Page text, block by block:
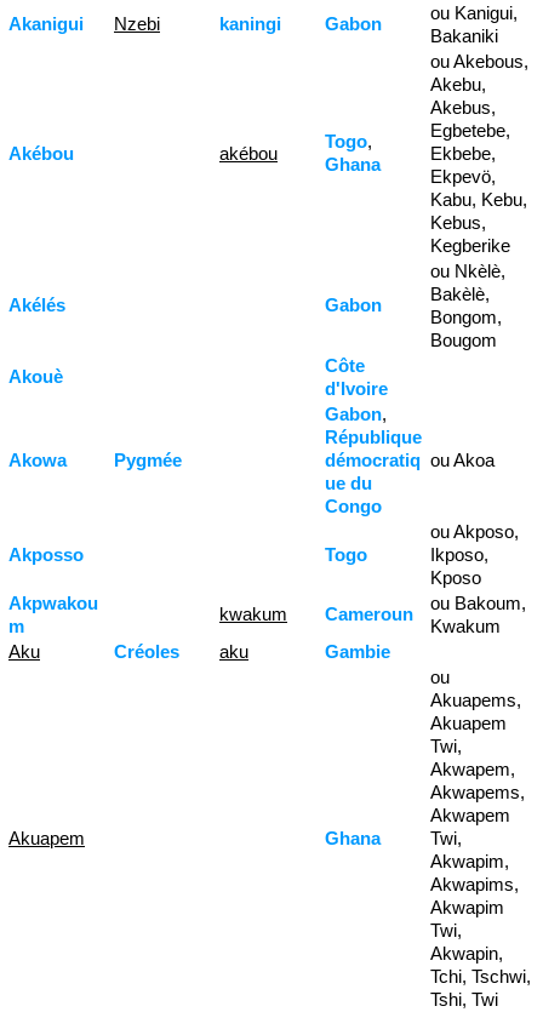
Akanigui
Nzebi kaningi Gabon
ou Kanigui,
Bakaniki
Akébou akébou
Togo,
Ghana
ou Akebous,
Akebu,
Akebus,
Egbetebe,
Ekbebe,
Ekpevö,
Kabu, Kebu,
Kebus,
Kegberike
Akélés Gabon
ou Nkèlè,
Bakèlè,
Bongom,
Bougom
Akouè
Côte
d'Ivoire
Akowa Pygmée
Gabon,
République
démocratiq
ue du
Congo
ou Akoa
Akposso Togo
ou Akposo,
Ikposo,
Kposo
Akpwakou
m
kwakum Cameroun
ou Bakoum,
Kwakum
Aku
Créoles aku Gambie
Akuapem Ghana
ou
Akuapems,
Akuapem
Twi,
Akwapem,
Akwapems,
Akwapem
Twi,
Akwapim,
Akwapims,
Akwapim
Twi,
Akwapin,
Tchi, Tschwi,
Tshi, Twi